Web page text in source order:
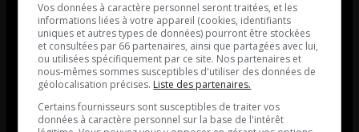
Vos données à caractère personnel seront traitées, et les
informations liées à votre appareil (cookies, identifiants
uniques et autres types de données) pourront être stockées
et consultées par 66 partenaires, ainsi que partagées avec lui,
ou utilisées spécifiquement par ce site. Nos partenaires et
nous-mêmes sommes susceptibles d'utiliser des données de
géolocalisation précises. Liste des partenaires.
Certains fournisseurs sont susceptibles de traiter vos
données à caractère personnel sur la base de l'intérêt